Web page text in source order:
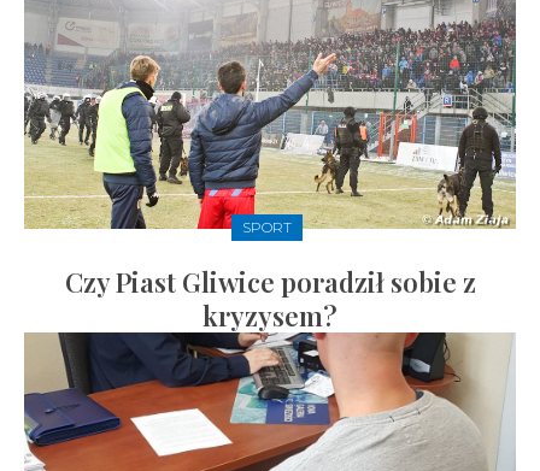
SPORT
Czy Piast Gliwice poradził sobie z
kryzysem?